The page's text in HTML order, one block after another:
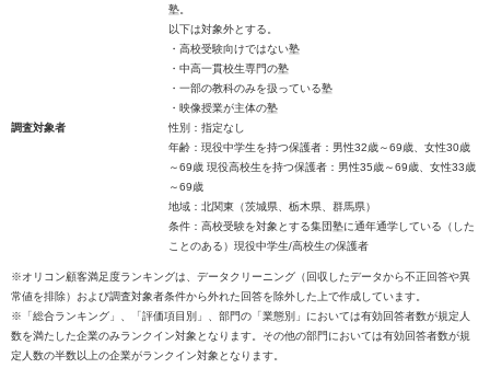
塾。
以下は対象外とする。
・高校受験向けではない塾
・中高一貫校生専門の塾
・一部の教科のみを扱っている塾
・映像授業が主体の塾
調査対象者
性別：指定なし
年齢：現役中学生を持つ保護者：男性32歳～69歳、女性30歳
～69歳 現役高校生を持つ保護者：男性35歳～69歳、女性33歳
～69歳
地域：北関東（茨城県、栃木県、群馬県）
条件：高校受験を対象とする集団塾に通年通学している（した
ことのある）現役中学生/高校生の保護者
※オリコン顧客満足度ランキングは、データクリーニング（回収したデータから不正回答や異
常値を排除）および調査対象者条件から外れた回答を除外した上で作成しています。
※「総合ランキング」、「評価項目別」、部門の「業態別」においては有効回答者数が規定人
数を満たした企業のみランクイン対象となります。その他の部門においては有効回答者数が規
定人数の半数以上の企業がランクイン対象となります。